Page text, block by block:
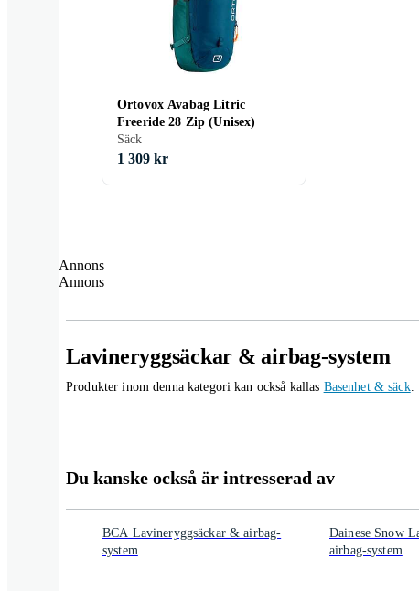
Ortovox Avabag Litric
Freeride 28 Zip (Unisex)
Säck
1 309 kr
Annons
Annons
Lavineryggsäckar & airbag-system
Produkter inom denna kategori kan också kallas Basenhet & säck.
Du kanske också är intresserad av
BCA Lavineryggsäckar & airbag-
system
Dainese Snow
airbag-system